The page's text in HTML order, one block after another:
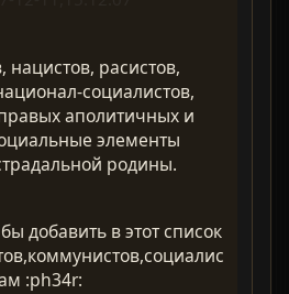
расистов,
социалистов,
аполитичных и
элементы
родины.
добавить в этот список
:ph34r: